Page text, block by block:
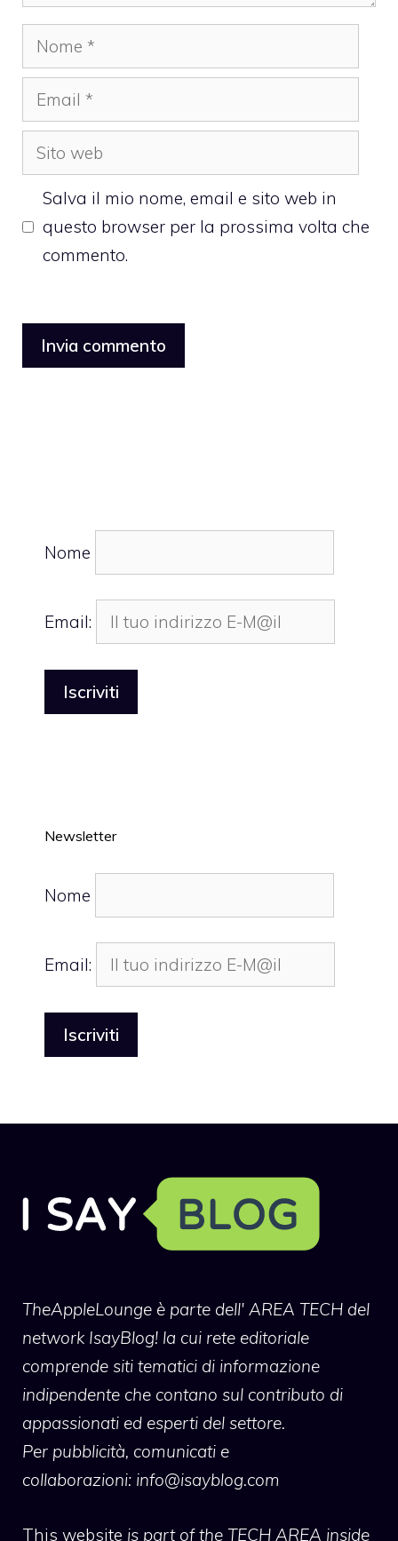
Nome
Email
Sito
web
Salva il mio nome, email e sito web in
questo browser per la prossima volta che
commento.
Nome
Email:
Newsletter
Nome
Email:
TheAppleLounge è parte dell' AREA TECH del
network IsayBlog! la cui rete editoriale
comprende siti tematici di informazione
indipendente che contano sul contributo di
appassionati ed esperti del settore.
Per pubblicità, comunicati e
collaborazioni: info@isayblog.com
This website is part of the TECH AREA inside